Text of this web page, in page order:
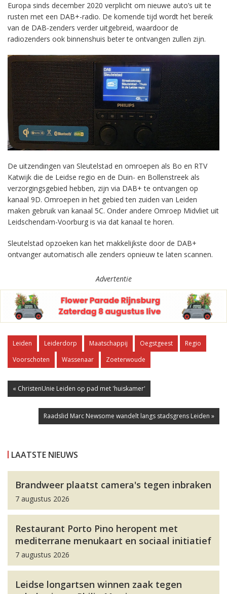
Europa sinds december 2020 verplicht om nieuwe auto’s uit te
rusten met een DAB+-radio. De komende tijd wordt het bereik
van de DAB-zenders verder uitgebreid, waardoor de
radiozenders ook binnenshuis beter te ontvangen zullen zijn.
De uitzendingen van Sleutelstad en omroepen als Bo en RTV
Katwijk die de Leidse regio en de Duin- en Bollenstreek als
verzorgingsgebied hebben, zijn via DAB+ te ontvangen op
kanaal 9D. Omroepen in het gebied ten zuiden van Leiden
maken gebruik van kanaal 5C. Onder andere Omroep Midvliet uit
Leidschendam-Voorburg is via dat kanaal te horen.
Sleutelstad opzoeken kan het makkelijkste door de DAB+
ontvanger automatisch alle zenders opnieuw te laten scannen.
Advertentie
Leiden Leiderdorp Maatschappij Oegstgeest
Regio
Voorschoten
Wassenaar Zoeterwoude
« ChristenUnie Leiden op pad met 'huiskamer'
Raadslid Marc Newsome wandelt langs stadsgrens Leiden »
LAATSTE NIEUWS
Brandweer plaatst camera's tegen inbraken
7 augustus 2026
Restaurant Porto Pino heropent met
mediterrane menukaart en sociaal initiatief
7 augustus 2026
Leidse longartsen winnen zaak tegen